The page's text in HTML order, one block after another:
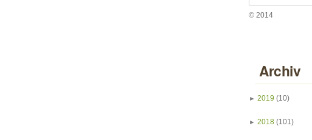
© 2014
Archiv
► 2019 (10)
► 2018 (101)